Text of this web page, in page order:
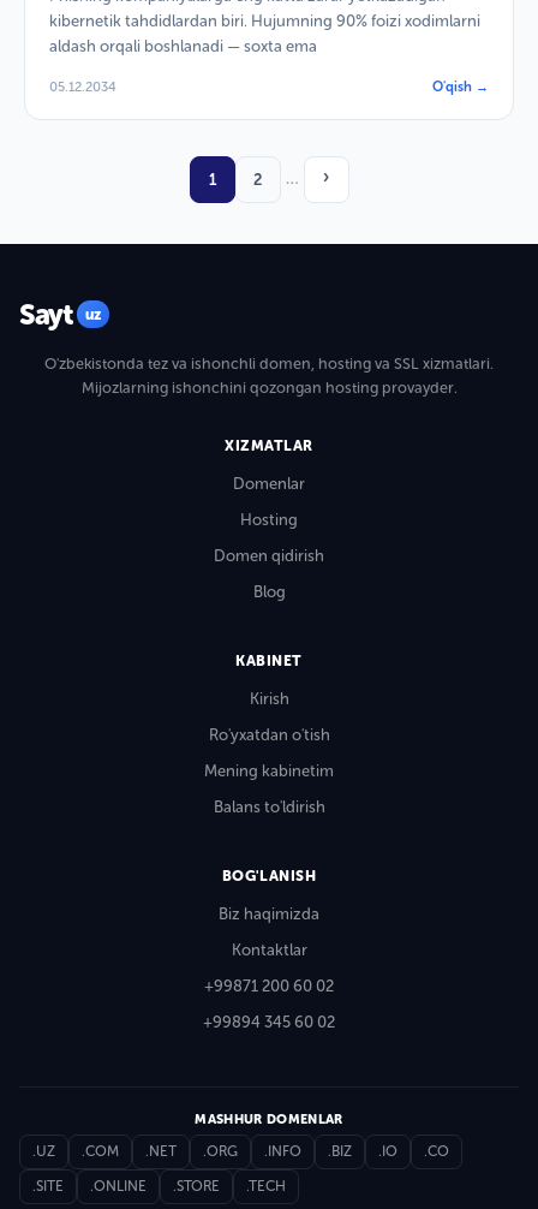
kibernetik tahdidlardan biri. Hujumning 90% foizi xodimlarni
aldash orqali boshlanadi — soxta ema
05.12.2034 O'qish →
1 2 … ›
Sayt uz
O'zbekistonda tez va ishonchli domen, hosting va SSL xizmatlari.
Mijozlarning ishonchini qozongan hosting provayder.
XIZMATLAR
Domenlar
Hosting
Domen qidirish
Blog
KABINET
Kirish
Ro'yxatdan o'tish
Mening kabinetim
Balans to'ldirish
BOG'LANISH
Biz haqimizda
Kontaktlar
+99871 200 60 02
+99894 345 60 02
MASHHUR DOMENLAR
.UZ .COM .NET .ORG .INFO .BIZ .IO .CO
.SITE .ONLINE .STORE .TECH